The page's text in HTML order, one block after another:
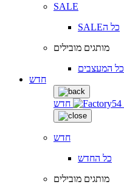
SALE
SALEכל ה
מותגים מובילים
כל המעצבים
חדש
חדש
חדש
כל החדש
מותגים מובילים